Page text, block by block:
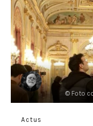
© Foto
Actus